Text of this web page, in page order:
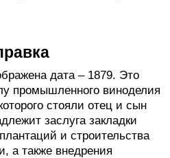
дата – 1879. Это
промышленного виноделия
стояли отец и сын
заслуга закладки
и строительства
а также внедрения